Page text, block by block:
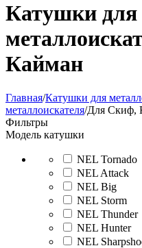
Катушки для
Кайман
Главная/Катушки для
металлоискателя/Для Скиф,
Фильтры
Модель катушки
NEL Tornado
NEL Attack
NEL Big
NEL Storm
NEL Thunder
NEL Hunter
NEL